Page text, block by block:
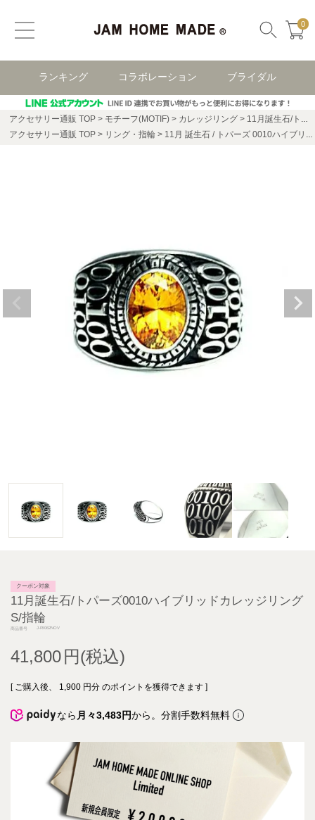
0
ランキング コラボレーション ブライダル
アクセサリー通販 TOP モチーフ(MOTIF) カレッジリング
11月誕生石/トパーズ0010ハイブリッドカレッジリングS/指輪
アクセサリー通販 TOP
リング・指輪 11月 誕生石 / トパーズ 0010ハイブリッド カレッジリング S / 指輪
クーポン対象
11月誕生石/トパーズ0010ハイブリッドカレッジリング
S/指輪
商品番号 J-RI062NOV
41,800
[ ご購入後、 1,900 円分 のポイントを獲得できます ]
なら 月々3,483円から。分割手数料無料